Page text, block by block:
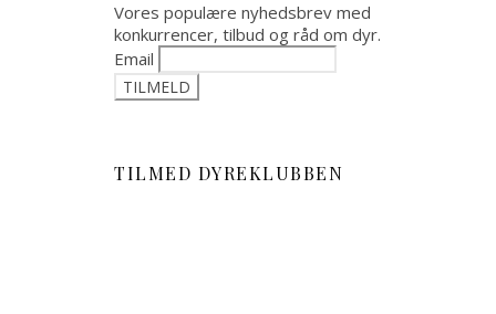
Vores populære nyhedsbrev med
konkurrencer, tilbud og råd om dyr.
Email
TILMED DYREKLUBBEN